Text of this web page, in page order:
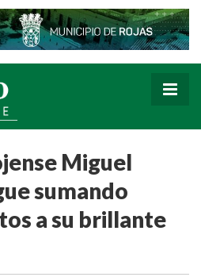
Miguel
sumando
a su brillante